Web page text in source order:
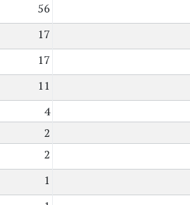
56
17
17
11
4
2
2
1